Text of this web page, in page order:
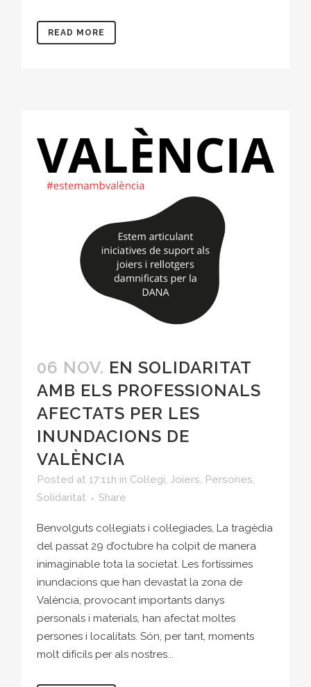
READ MORE
06 NOV. EN SOLIDARITAT
AMB ELS PROFESSIONALS
AFECTATS PER LES
INUNDACIONS DE
VALÈNCIA
Posted at 17:11h in Col·legi, Joiers, Persones,
Solidaritat
Share
Benvolguts col·legiats i col·legiades, La tragèdia
del passat 29 d’octubre ha colpit de manera
inimaginable tota la societat. Les fortíssimes
inundacions que han devastat la zona de
València, provocant importants danys
personals i materials, han afectat moltes
persones i localitats. Són, per tant, moments
molt difícils per als nostres...